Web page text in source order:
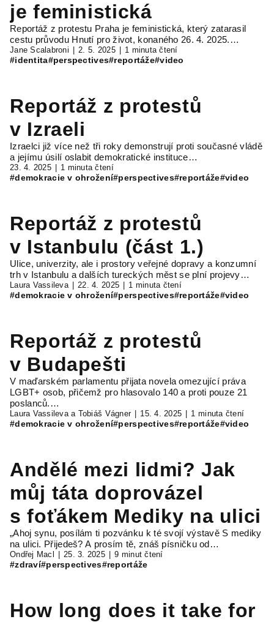
je feministická
Reportáž z protestu Praha je feministická, který zatarasil
cestu průvodu Hnutí pro život, konaného 26. 4. 2025.…
Jane Scalabroni 2. 5. 2025 1 minuta čtení
#identita#perspectives#reportáže#video
Reportáž z protestů
v Izraeli
Izraelci již více než tři roky demonstrují proti současné vládě
a jejímu úsilí oslabit demokratické instituce…
23. 4. 2025 1 minuta čtení
#demokracie v ohrožení#perspectives#reportáže#video
Reportáž z protestů
v Istanbulu (část 1.)
Ulice, univerzity, ale i prostory veřejné dopravy a konzumní
trh v Istanbulu a dalších tureckých měst se plní projevy…
Laura Vassileva 22. 4. 2025 1 minuta čtení
#demokracie v ohrožení#perspectives#reportáže#video
Reportáž z protestů
v Budapešti
V maďarském parlamentu přijata novela omezující práva
LGBT+ osob, přičemž pro hlasovalo 140 a proti pouze 21
poslanců.…
Laura Vassileva a Tobiáš Vágner 15. 4. 2025 1 minuta čtení
#demokracie v ohrožení#perspectives#reportáže#video
Andělé mezi lidmi? Jak
můj táta doprovázel
s foťákem Mediky na ulici
„Ahoj synu, posílám ti pozvánku k té svojí výstavě S mediky
na ulici. Přijedeš? A prosím tě, znáš písničku od…
Ondřej Macl 25. 3. 2025 9 minut čtení
#zdraví#perspectives#reportáže
How long does it take for